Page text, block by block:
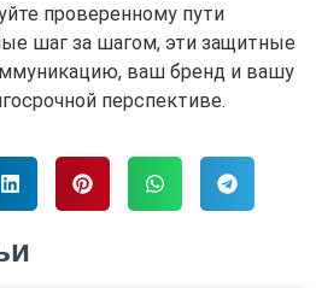
проверенному пути
шаг за шагом, эти защитные
ваш бренд и вашу
перспективе.